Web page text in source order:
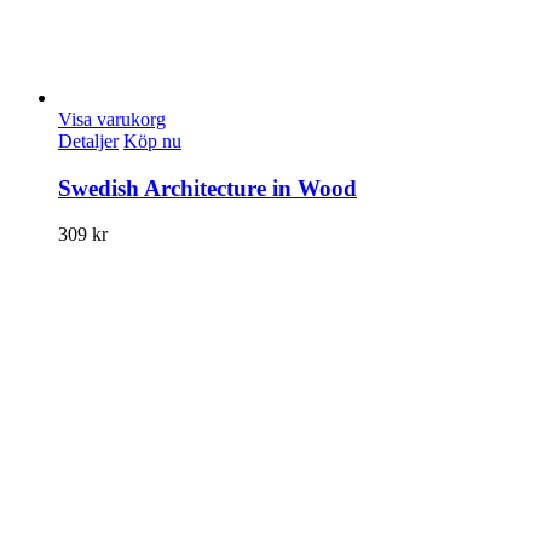
Visa varukorg
Detaljer Köp nu
Swedish Architecture in Wood
309 kr